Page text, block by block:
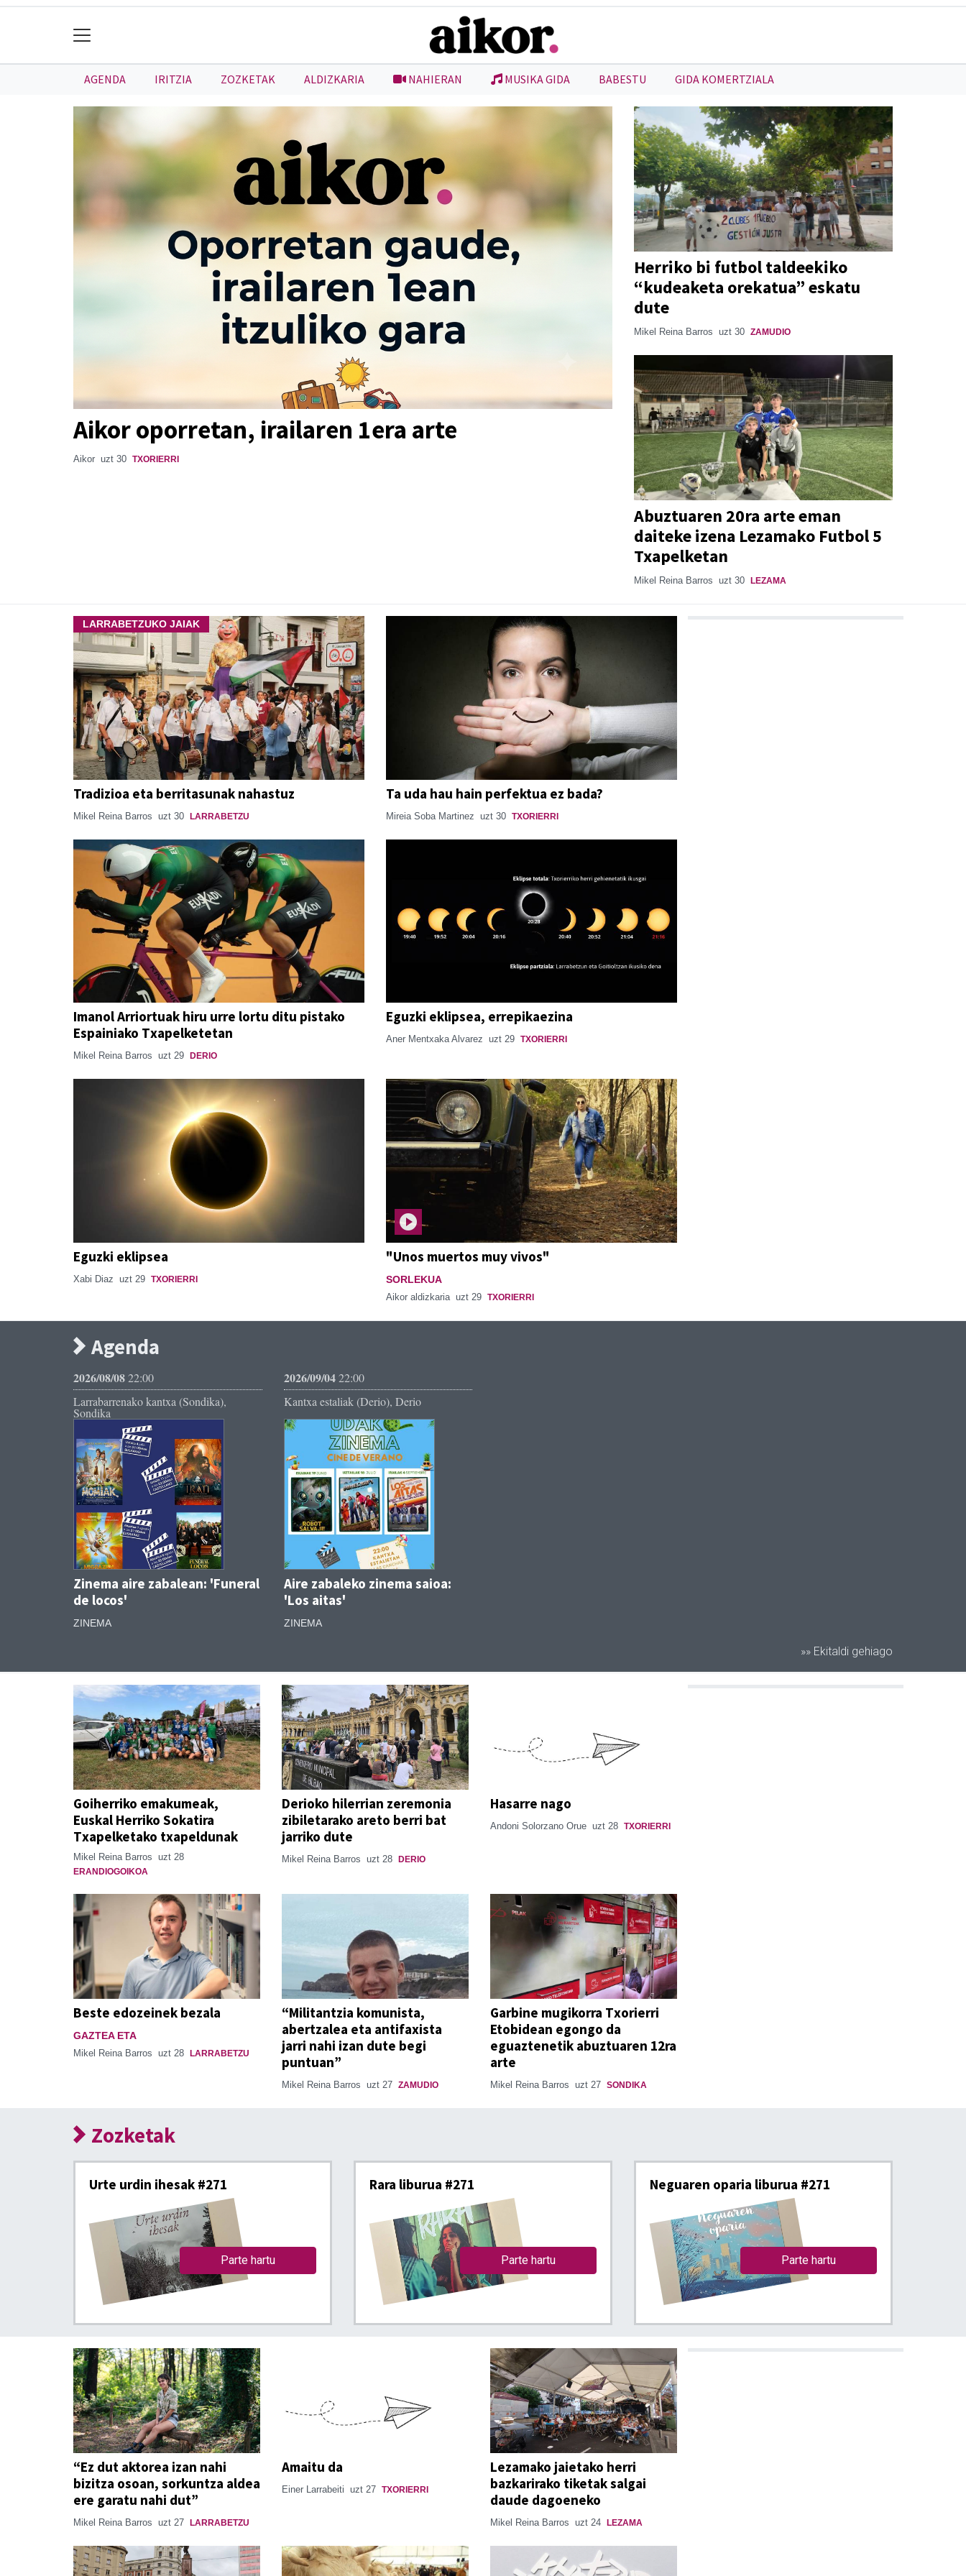
AGENDA IRITZIA ZOZKETAK ALDIZKARIA NAHIERAN MUSIKA GIDA BABESTU GIDA KOMERTZIALA
Aikor oporretan, irailaren 1era arte
Aikor uzt 30 TXORIERRI
Herriko bi futbol taldeekiko
“kudeaketa orekatua” eskatu
dute
Mikel Reina Barros uzt 30 ZAMUDIO
Abuztuaren 20ra arte eman
daiteke izena Lezamako Futbol 5
Txapelketan
Mikel Reina Barros uzt 30 LEZAMA
LARRABETZUKO JAIAK
Tradizioa eta berritasunak nahastuz
Mikel Reina Barros uzt 30 LARRABETZU
Ta uda hau hain perfektua ez bada?
Mireia Soba Martinez uzt 30 TXORIERRI
Imanol Arriortuak hiru urre lortu ditu pistako
Espainiako Txapelketetan
Mikel Reina Barros uzt 29 DERIO
Eguzki eklipsea, errepikaezina
Aner Mentxaka Alvarez uzt 29 TXORIERRI
Eguzki eklipsea
Xabi Diaz uzt 29 TXORIERRI
"Unos muertos muy vivos"
SORLEKUA
Aikor aldizkaria uzt 29 TXORIERRI
Agenda
2026/08/0822:00
Larrabarrenako kantxa (Sondika),
Sondika
Zinema aire zabalean: 'Funeral
de locos'
ZINEMA
2026/09/0422:00
Kantxa estaliak (Derio), Derio
Aire zabaleko zinema saioa:
'Los aitas'
ZINEMA
»» Ekitaldi gehiago
Goiherriko emakumeak,
Euskal Herriko Sokatira
Txapelketako txapeldunak
Mikel Reina Barros uzt 28
ERANDIOGOIKOA
Derioko hilerrian zeremonia
zibiletarako areto berri bat
jarriko dute
Mikel Reina Barros uzt 28 DERIO
Hasarre nago
Andoni Solorzano Orue uzt 28 TXORIERRI
Beste edozeinek bezala
GAZTEA ETA
Mikel Reina Barros uzt 28 LARRABETZU
“Militantzia komunista,
abertzalea eta antifaxista
jarri nahi izan dute begi
puntuan”
Mikel Reina Barros uzt 27 ZAMUDIO
Garbine mugikorra Txorierri
Etobidean egongo da
eguaztenetik abuztuaren 12ra
arte
Mikel Reina Barros uzt 27 SONDIKA
Zozketak
Urte urdin ihesak #271
Parte hartu
Rara liburua #271
Parte hartu
Neguaren oparia liburua #271
Parte hartu
“Ez dut aktorea izan nahi
bizitza osoan, sorkuntza aldea
ere garatu nahi dut”
Mikel Reina Barros uzt 27 LARRABETZU
Amaitu da
Einer Larrabeiti uzt 27 TXORIERRI
Lezamako jaietako herri
bazkarirako tiketak salgai
daude dagoeneko
Mikel Reina Barros uzt 24 LEZAMA